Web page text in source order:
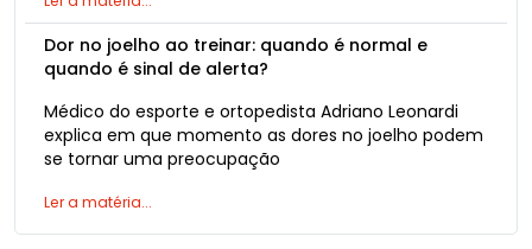
Dor no joelho ao treinar: quando é normal e
quando é sinal de alerta?
Médico do esporte e ortopedista Adriano Leonardi
explica em que momento as dores no joelho podem
se tornar uma preocupação
Ler a matéria...